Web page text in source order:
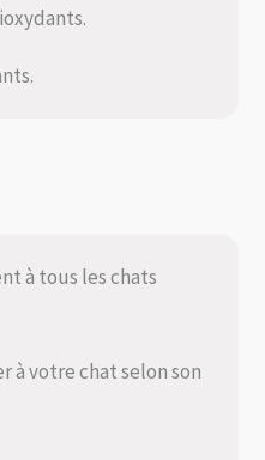
à tous les chats
à votre chat selon son